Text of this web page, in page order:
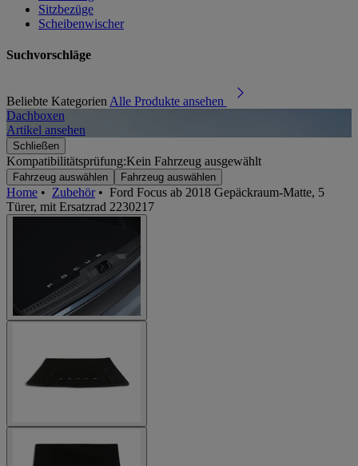
Sitzbezüge
Scheibenwischer
Suchvorschläge
Beliebte Kategorien Alle Produkte ansehen
Dachboxen
Artikel ansehen
Schließen
Kompatibilitätsprüfung:Kein Fahrzeug ausgewählt
Fahrzeug auswählen Fahrzeug auswählen
Home • Zubehör• Ford Focus ab 2018 Gepäckraum-Matte, 5
Türer, mit Ersatzrad 2230217